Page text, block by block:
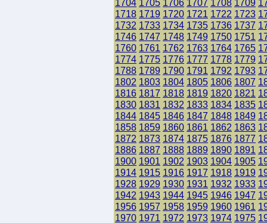
1704 1705 1706 1707 1708 1709
1718 1719 1720 1721 1722 1723
1732 1733 1734 1735 1736 1737
1746 1747 1748 1749 1750 1751
1760 1761 1762 1763 1764 1765
1774 1775 1776 1777 1778 1779
1788 1789 1790 1791 1792 1793
1802 1803 1804 1805 1806 1807
1816 1817 1818 1819 1820 1821
1830 1831 1832 1833 1834 1835
1844 1845 1846 1847 1848 1849
1858 1859 1860 1861 1862 1863
1872 1873 1874 1875 1876 1877
1886 1887 1888 1889 1890 1891
1900 1901 1902 1903 1904 1905
1914 1915 1916 1917 1918 1919
1928 1929 1930 1931 1932 1933
1942 1943 1944 1945 1946 1947
1956 1957 1958 1959 1960 1961
1970 1971 1972 1973 1974 1975